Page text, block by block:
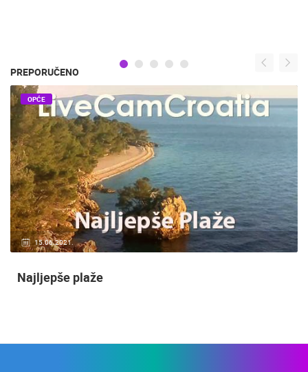
PREPORUČENO
15.06.2021.
OPĆE
Najljepše plaže